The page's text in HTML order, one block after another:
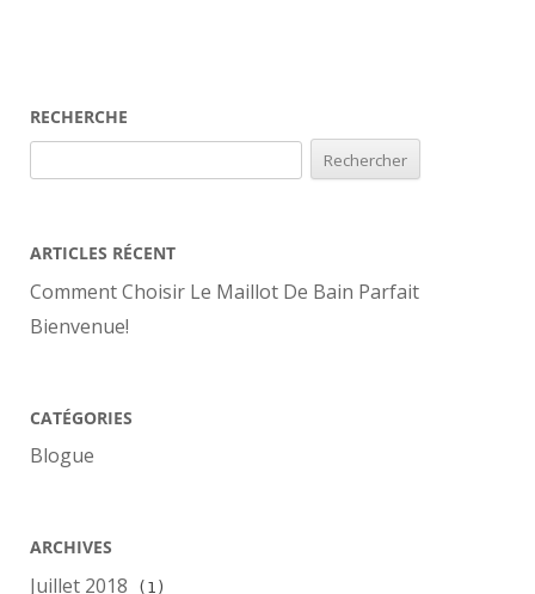
RECHERCHE
ARTICLES RÉCENT
Comment Choisir Le Maillot De Bain Parfait
Bienvenue!
CATÉGORIES
Blogue
ARCHIVES
Juillet 2018 (1)